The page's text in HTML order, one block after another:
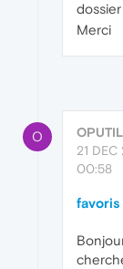
Merci
O
21 DEC
00:58